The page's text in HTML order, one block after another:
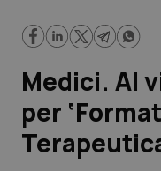
Regioni e Asl
Lavoro e
Scienza e Farmaci
Studi e Analisi
Medici. Al
per